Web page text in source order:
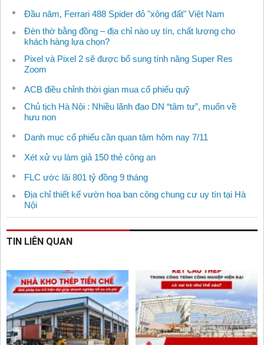
Đầu năm, Ferrari 488 Spider đỏ "xông đất" Việt Nam
Đèn thờ bằng đồng – địa chỉ nào uy tín, chất lượng cho
khách hàng lựa chọn?
Pixel và Pixel 2 sẽ được bổ sung tính năng Super Res
Zoom
ACB điều chỉnh thời gian mua cổ phiếu quỹ
Chủ tịch Hà Nội : Nhiều lãnh đạo DN “tâm tư”, muốn về
hưu non
Danh mục cổ phiếu cần quan tâm hôm nay 7/11
Xét xử vụ làm giả 150 thẻ công an
FLC ước lãi 801 tỷ đồng 9 tháng
Địa chỉ thiết kế vườn hoa ban công chung cư uy tín tại Hà
Nội
TIN LIÊN QUAN